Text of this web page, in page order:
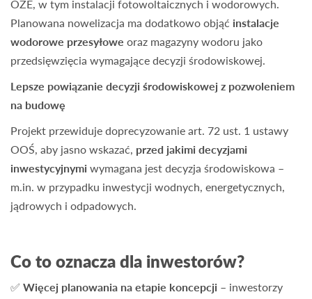
OZE, w tym instalacji fotowoltaicznych i wodorowych.
Planowana nowelizacja ma dodatkowo objąć instalacje
wodorowe przesyłowe oraz magazyny wodoru jako
przedsięwzięcia wymagające decyzji środowiskowej.
Lepsze powiązanie decyzji środowiskowej z pozwoleniem
na budowę
Projekt przewiduje doprecyzowanie art. 72 ust. 1 ustawy
OOŚ, aby jasno wskazać, przed jakimi decyzjami
inwestycyjnymi wymagana jest decyzja środowiskowa –
m.in. w przypadku inwestycji wodnych, energetycznych,
jądrowych i odpadowych.
Co to oznacza dla inwestorów?
✅ Więcej planowania na etapie koncepcji – inwestorzy